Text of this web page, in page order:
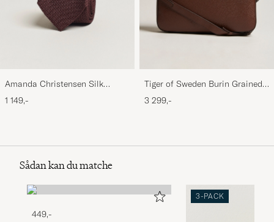
Amanda Christensen Silk
Grenadine 8 cm Tie Wine
1 149,-
Tiger of Sweden Burin Grained
Leather Briefcase Brown
3 299,-
Sådan kan du matche
449,-
3-PACK